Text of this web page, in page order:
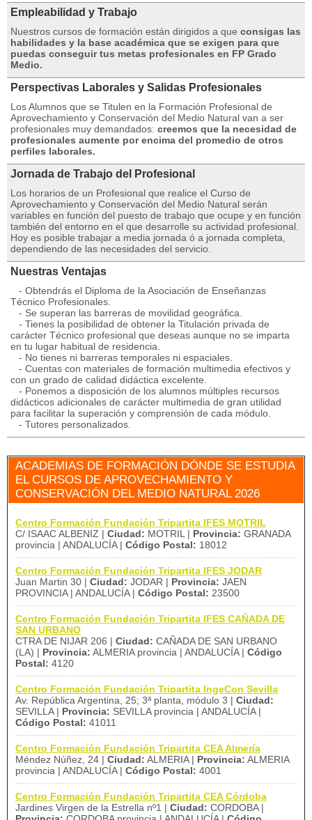
Empleabilidad y Trabajo
Nuestros cursos de formación están dirigidos a que consigas las
habilidades y la base académica que se exigen para que
puedas conseguir tus metas profesionales en FP Grado
Medio.
Perspectivas Laborales y Salidas Profesionales
Los Alumnos que se Titulen en la Formación Profesional de
Aprovechamiento y Conservación del Medio Natural van a ser
profesionales muy demandados: creemos que la necesidad de
profesionales aumente por encima del promedio de otros
perfiles laborales.
Jornada de Trabajo del Profesional
Los horarios de un Profesional que realice el Curso de
Aprovechamiento y Conservación del Medio Natural serán
variables en función del puesto de trabajo que ocupe y en función
también del entorno en el que desarrolle su actividad profesional.
Hoy es posible trabajar a media jornada ó a jornada completa,
dependiendo de las necesidades del servicio.
Nuestras Ventajas
- Obtendrás el Diploma de la Asociación de Enseñanzas
Técnico Profesionales.
- Se superan las barreras de movilidad geográfica.
- Tienes la posibilidad de obtener la Titulación privada de
carácter Técnico profesional que deseas aunque no se imparta
en tu lugar habitual de residencia.
- No tienes ni barreras temporales ni espaciales.
- Cuentas con materiales de formación multimedia efectivos y
con un grado de calidad didáctica excelente.
- Ponemos a disposición de los alumnos múltiples recursos
didácticos adicionales de carácter multimedia de gran utilidad
para facilitar la superación y comprensión de cada módulo.
- Tutores personalizados.
ACADEMIAS DE FORMACIÓN DÓNDE SE ESTUDIA
EL CURSOS DE APROVECHAMIENTO Y
CONSERVACIÓN DEL MEDIO NATURAL 2026
Centro Formación Fundación Tripartita IFES MOTRIL
C/ ISAAC ALBENIZ | Ciudad: MOTRIL | Provincia: GRANADA
provincia | ANDALUCÍA | Código Postal: 18012
Centro Formación Fundación Tripartita IFES JODAR
Juan Martin 30 | Ciudad: JODAR | Provincia: JAEN
PROVINCIA | ANDALUCÍA | Código Postal: 23500
Centro Formación Fundación Tripartita IFES CAÑADA DE
SAN URBANO
CTRA DE NIJAR 206 | Ciudad: CAÑADA DE SAN URBANO
(LA) | Provincia: ALMERIA provincia | ANDALUCÍA | Código
Postal: 4120
Centro Formación Fundación Tripartita IngeCon Sevilla
Av. República Argentina, 25; 3ª planta, módulo 3 | Ciudad:
SEVILLA | Provincia: SEVILLA provincia | ANDALUCÍA |
Código Postal: 41011
Centro Formación Fundación Tripartita CEA Almería
Méndez Núñez, 24 | Ciudad: ALMERIA | Provincia: ALMERIA
provincia | ANDALUCÍA | Código Postal: 4001
Centro Formación Fundación Tripartita CEA Córdoba
Jardines Virgen de la Estrella nº1 | Ciudad: CORDOBA |